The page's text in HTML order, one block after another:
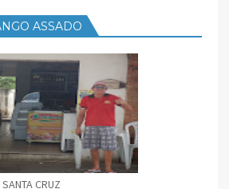
ASSADO
CRUZ